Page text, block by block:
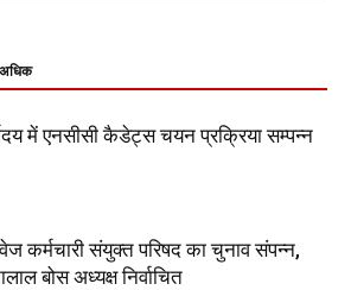
में एनसीसी कैडेट्स चयन प्रक्रिया सम्पन्न
कर्मचारी संयुक्त परिषद का चुनाव संपन्न,
बोस अध्यक्ष निर्वाचित